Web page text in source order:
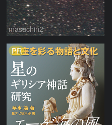
masachin2
PR